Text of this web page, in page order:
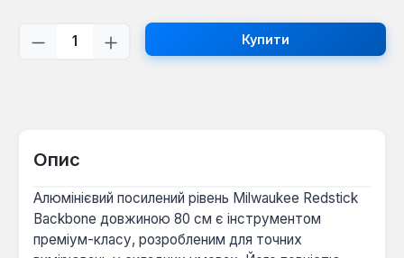
Кількість товару: Введіть потрібну
Купити
Опис
Алюмінієвий посилений рівень Milwaukee Redstick
Backbone довжиною 80 см є інструментом
преміум-класу, розробленим для точних